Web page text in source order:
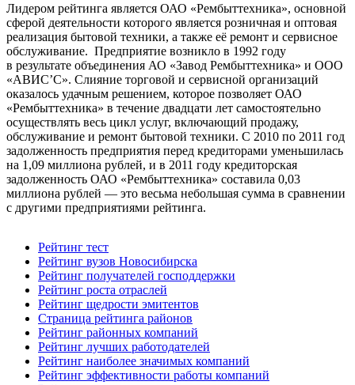
Лидером рейтинга является ОАО «Рембыттехника», основной
сферой деятельности которого является розничная и оптовая
реализация бытовой техники, а также её ремонт и сервисное
обслуживание. Предприятие возникло в 1992 году
в результате объединения АО «Завод Рембыттехника» и ООО
«АВИС’С». Слияние торговой и сервисной организаций
оказалось удачным решением, которое позволяет ОАО
«Рембыттехника» в течение двадцати лет самостоятельно
осуществлять весь цикл услуг, включающий продажу,
обслуживание и ремонт бытовой техники. С 2010 по 2011 год
задолженность предприятия перед кредиторами уменьшилась
на 1,09 миллиона рублей, и в 2011 году кредиторская
задолженность ОАО «Рембыттехника» составила 0,03
миллиона рублей — это весьма небольшая сумма в сравнении
с другими предприятиями рейтинга.
Рейтинг тест
Рейтинг вузов Новосибирска
Рейтинг получателей господдержки
Рейтинг роста отраслей
Рейтинг щедрости эмитентов
Страница рейтинга районов
Рейтинг районных компаний
Рейтинг лучших работодателей
Рейтинг наиболее значимых компаний
Рейтинг эффективности работы компаний